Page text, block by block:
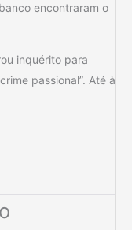
encontraram o
inquérito para
passional”. Até à